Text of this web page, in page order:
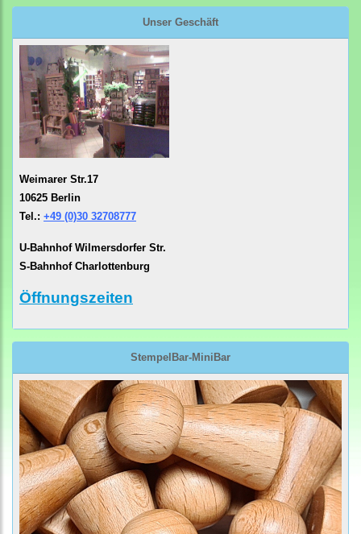
Unser Geschäft
Weimarer Str.17
10625 Berlin
Tel.: +49 (0)30 32708777
U-Bahnhof Wilmersdorfer Str.
S-Bahnhof Charlottenburg
Öffnungszeiten
StempelBar-MiniBar